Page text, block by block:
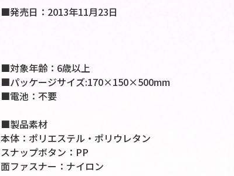
■発売日：2013年11月23日
■対象年齢：6歳以上
■パッケージサイズ:170×150×500mm
■電池：不要
■製品素材
本体：ポリエステル・ポリウレタン
スナップボタン：PP
面ファスナー：ナイロン